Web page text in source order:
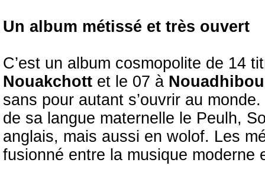
Un album métissé et très ouvert
C’est un album cosmopolite de 14
Nouakchott et le 07 à Nouadhibou
sans pour autant s’ouvrir au
de sa langue maternelle le Peulh,
anglais, mais aussi en wolof. Les
fusionné entre la musique moderne